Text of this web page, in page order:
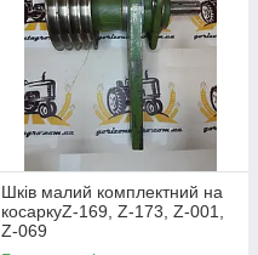
Шків малий комплектний на
косаркуZ-169, Z-173, Z-001,
Z-069